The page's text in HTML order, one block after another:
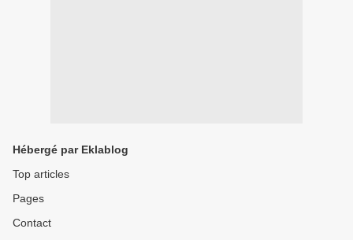
Hébergé par Eklablog
Top articles
Pages
Contact